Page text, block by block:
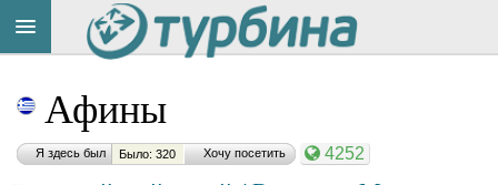
Афины
Я здесь был Было: 320 Хочу посетить 4252
на
сайте: